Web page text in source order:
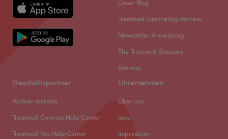
Unser Blog
Treatwell Geschenkgutschein
Newsletter Anmeldung
The Treatwell Glossary
Sitemap
Geschäftspartner
Partner werden
Treatwell Connect Help Center
Treatwell Pro Help Center
Unternehmen
Über uns
Jobs
Impressum